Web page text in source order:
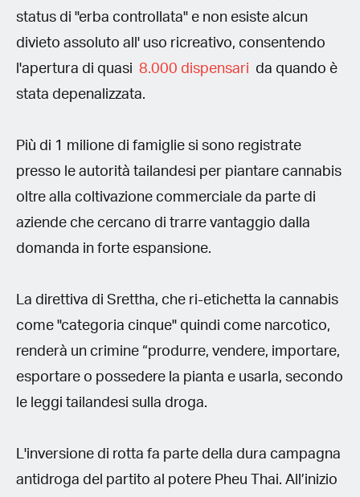
status di "erba controllata" e non esiste alcun
divieto assoluto all' uso ricreativo, consentendo
l'apertura di quasi 8.000 dispensari da quando è
stata depenalizzata.
Più di 1 milione di famiglie si sono registrate
presso le autorità tailandesi per piantare cannabis
oltre alla coltivazione commerciale da parte di
aziende che cercano di trarre vantaggio dalla
domanda in forte espansione.
La direttiva di Srettha, che ri-etichetta la cannabis
come "categoria cinque" quindi come narcotico,
renderà un crimine “produrre, vendere, importare,
esportare o possedere la pianta e usarla, secondo
le leggi tailandesi sulla droga.
L'inversione di rotta fa parte della dura campagna
antidroga del partito al potere Pheu Thai. All’inizio